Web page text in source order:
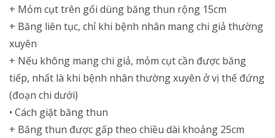
+ Mỏm cụt trên gối dùng băng thun rộng 15cm
+ Băng liên tục, chỉ khi bệnh nhân mang chi giả thường
xuyên
+ Nếu không mang chi giả, mỏm cụt cần được băng
tiếp, nhất là khi bệnh nhân thường xuyên ở vị thế đứng
(đoạn chi dưới)
• Cách giặt băng thun
+ Băng thun được gấp theo chiều dài khoảng 25cm